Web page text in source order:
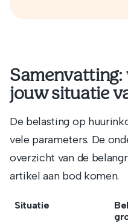
Samenvatting:
jouw situatie
De belasting op
vele parameters. De
overzicht van de
artikel aan bod komen.
Situatie